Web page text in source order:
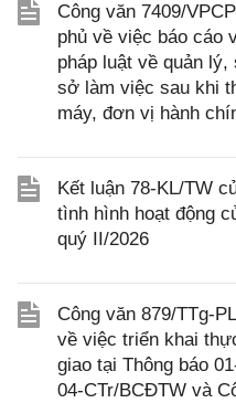
Công văn 7409/
phủ về việc báo cáo
pháp luật về quản
sở làm việc sau khi
máy, đơn vị hành
Kết luận 78-KL/TW
tình hình hoạt động
quý II/2026
Công văn 879/TTg-
về việc triển khai
giao tại Thông báo
04-CTr/BCĐTW và